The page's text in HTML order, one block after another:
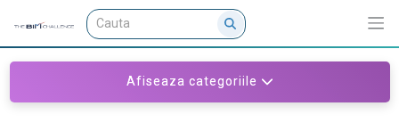
Afiseaza categoriile